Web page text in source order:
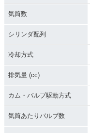
気筒数
シリンダ配列
冷却方式
排気量 (cc)
カム・バルブ駆動方式
気筒あたりバルブ数